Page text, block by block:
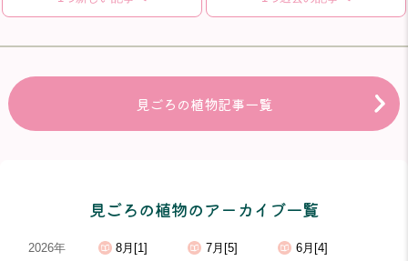
見ごろの植物記事一覧
見ごろの植物のアーカイブ一覧
2026年 8月[1] 7月[5]
6月[4]